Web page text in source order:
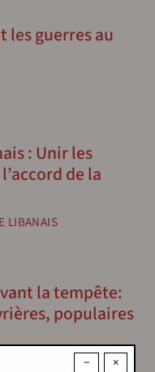
les guerres au
: Unir les
de la
LIBANAIS
la tempête:
populaires
×
−